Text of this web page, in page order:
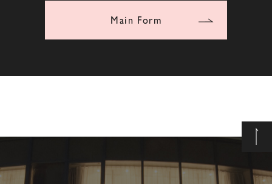
Main Form